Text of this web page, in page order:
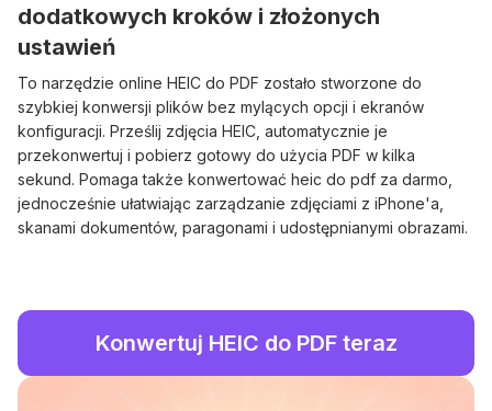
dodatkowych kroków i złożonych
ustawień
To narzędzie online HEIC do PDF zostało stworzone do
szybkiej konwersji plików bez mylących opcji i ekranów
konfiguracji. Prześlij zdjęcia HEIC, automatycznie je
przekonwertuj i pobierz gotowy do użycia PDF w kilka
sekund. Pomaga także konwertować heic do pdf za darmo,
jednocześnie ułatwiając zarządzanie zdjęciami z iPhone'a,
skanami dokumentów, paragonami i udostępnianymi obrazami.
Konwertuj HEIC do PDF teraz